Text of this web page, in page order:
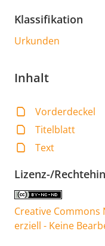
Klassifikation
Urkunden
Inhalt
Vorderdeckel
Titelblatt
Text
Lizenz-/
Creative
erziell - Keine